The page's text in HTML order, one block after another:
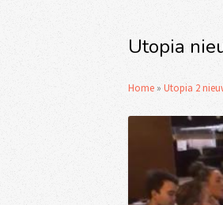
Utopia
Home » Utopia 2